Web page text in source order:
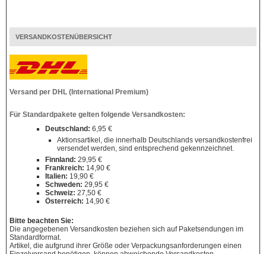
VERSANDKOSTENÜBERSICHT
Versand per DHL (International Premium)
Für Standardpakete gelten folgende Versandkosten:
Deutschland: 6,95 €
Aktionsartikel, die innerhalb Deutschlands versandkostenfrei
versendet werden, sind entsprechend gekennzeichnet.
Finnland: 29,95 €
Frankreich: 14,90 €
Italien: 19,90 €
Schweden: 29,95 €
Schweiz: 27,50 €
Österreich: 14,90 €
Bitte beachten Sie:
Die angegebenen Versandkosten beziehen sich auf Paketsendungen im
Standardformat.
Artikel, die aufgrund ihrer Größe oder Verpackungsanforderungen einen